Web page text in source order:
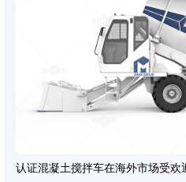
认证混凝土搅拌车在海外市场受欢